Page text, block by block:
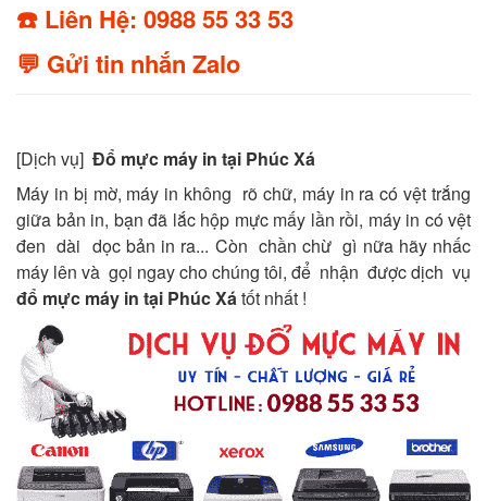
☎️ Liên Hệ: 0988 55 33 53
💬 Gửi tin nhắn Zalo
[Dịch vụ] Đổ mực máy in tại Phúc Xá
Máy in bị mờ, máy in không rõ chữ, máy in ra có vệt trắng
giữa bản in, bạn đã lắc hộp mực mấy lần rồi, máy in có vệt
đen dài dọc bản in ra... Còn chần chừ gì nữa hãy nhấc
máy lên và gọi ngay cho chúng tôi, để nhận được dịch vụ
đổ mực máy in tại Phúc Xátốt nhất !